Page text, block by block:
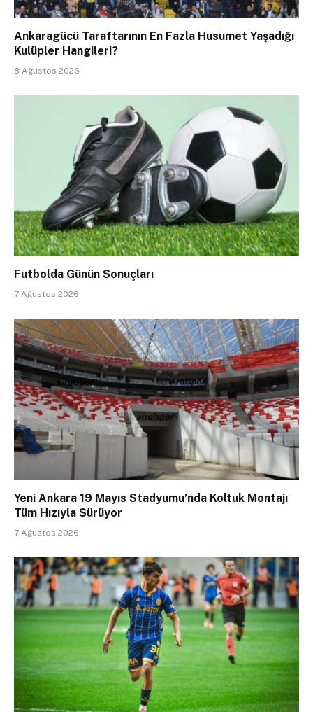
Ankaragücü Taraftarının En Fazla Husumet Yaşadığı
Kulüpler Hangileri?
8 Ağustos 2026
Futbolda Günün Sonuçları
7 Ağustos 2026
Yeni Ankara 19 Mayıs Stadyumu’nda Koltuk Montajı
Tüm Hızıyla Sürüyor
7 Ağustos 2026